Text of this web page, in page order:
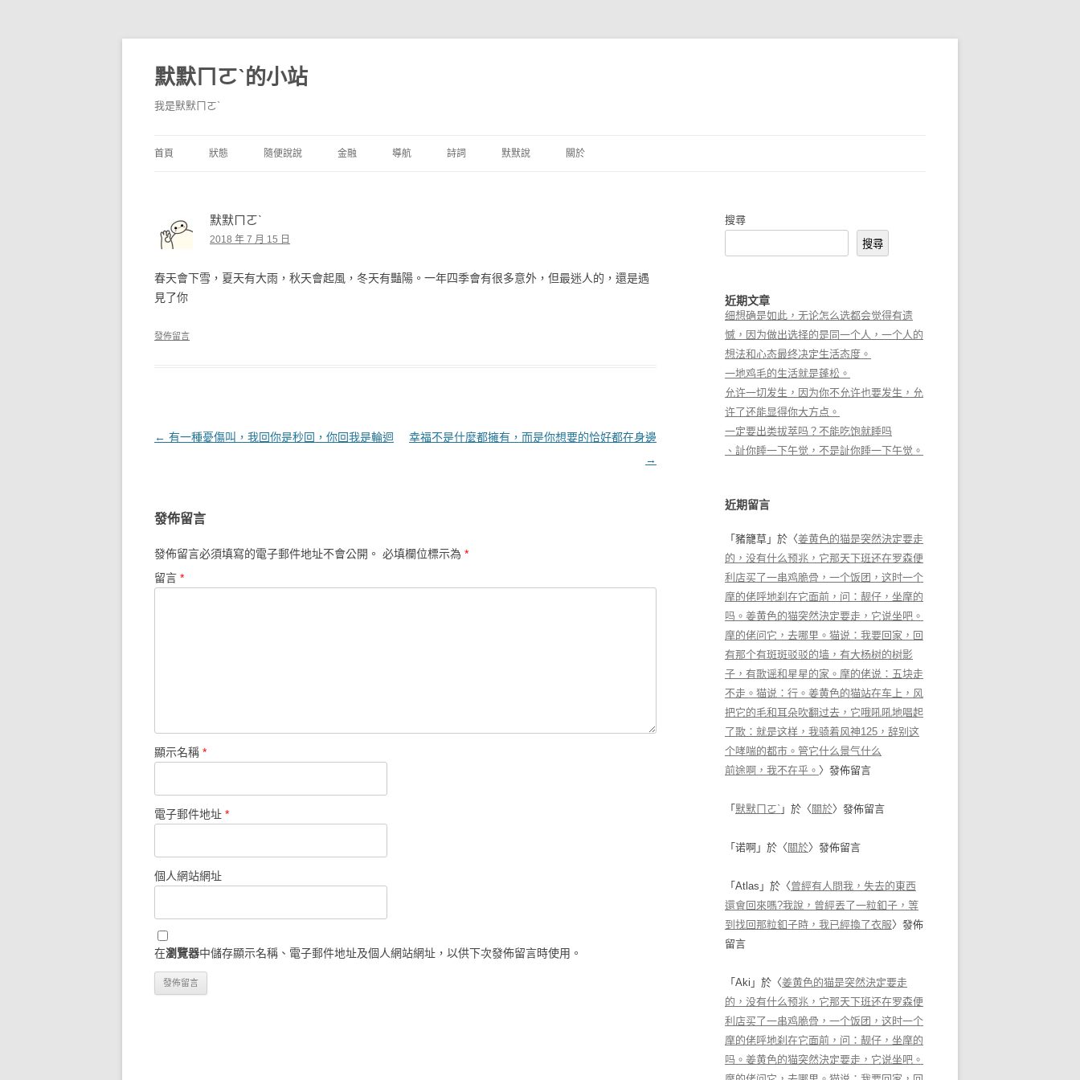
默默ㄇㄛˋ的小站
我是默默ㄇㄛˋ
首頁 狀態
獨白
隨便說說 金融
境外銀行
導航 詩詞 默默說 關於
默默ㄇㄛˋ
2018 年 7 月 15 日
春天會下雪，夏天有大雨，秋天會起風，冬天有豔陽。一年四季會有很多意外，但最迷人的，還是遇
見了你
發佈留言
文章導覽
← 有一種憂傷叫，我回你是秒回，你回我是輪迴
幸福不是什麼都擁有，而是你想要的恰好都在身邊
→
發佈留言
發佈留言必須填寫的電子郵件地址不會公開。 必填欄位標示為 *
留言 *
顯示名稱 *
電子郵件地址 *
個人網站網址
在瀏覽器中儲存顯示名稱、電子郵件地址及個人網站網址，以供下次發佈留言時使用。
搜尋
搜尋
近期文章
细想确是如此，无论怎么选都会觉得有遗
憾，因为做出选择的是同一个人，一个人的
想法和心态最终决定生活态度。
一地鸡毛的生活就是蓬松。
允许一切发生，因为你不允许也要发生，允
许了还能显得你大方点。
一定要出类拔萃吗？不能吃饱就睡吗
、訨你睡一下午觉，不是訨你睡一下午觉。
近期留言
「 豬籠草 」於〈姜黄色的猫是突然決定要走
的，没有什么预兆，它那天下班还在罗森便
利店买了一串鸡脆骨，一个饭团，这时一个
摩的佬呼地刹在它面前，问：靓仔，坐摩的
吗。姜黄色的猫突然決定要走，它说坐吧。
摩的佬问它，去哪里。猫说：我要回家，回
有那个有斑斑驳驳的墙，有大杨树的树影
子，有歌谣和星星的家。摩的佬说：五块走
不走。猫说：行。姜黄色的猫站在车上，风
把它的毛和耳朵吹翻过去，它哦吼吼地唱起
了歌：就是这样，我骑着风神125，辞别这
个哮喘的都市。管它什么景气什么
前途啊，我不在乎。 〉發佈留言
「 默默ㄇㄛˋ 」於〈 關於〉發佈留言
「 诺啊 」於〈 關於〉發佈留言
「 Atlas 」於〈曾經有人問我，失去的東西
還會回來嗎?我說，曾經丟了一粒釦子，等
到找回那粒釦子時，我已經換了衣服〉發佈
留言
「 Aki 」於〈姜黄色的猫是突然決定要走
的，没有什么预兆，它那天下班还在罗森便
利店买了一串鸡脆骨，一个饭团，这时一个
摩的佬呼地刹在它面前，问：靓仔，坐摩的
吗。姜黄色的猫突然決定要走，它说坐吧。